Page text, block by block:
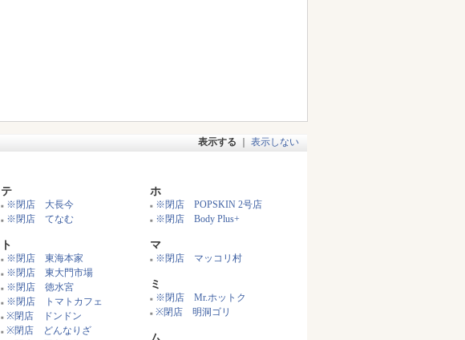
表示する｜
テ
※閉店 大長今
※閉店 てなむ
ト
■ ※閉店 東海本家
ホ
※閉店 POPSKIN 2号店
※閉店 Body Plus+
マ
※閉店 マッコリ村